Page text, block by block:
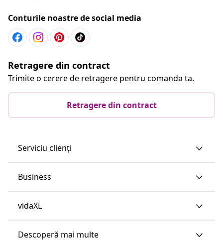
Conturile noastre de social media
Retragere din contract
Trimite o cerere de retragere pentru comanda ta.
Retragere din contract
Serviciu clienți
Business
vidaXL
Descoperă mai multe